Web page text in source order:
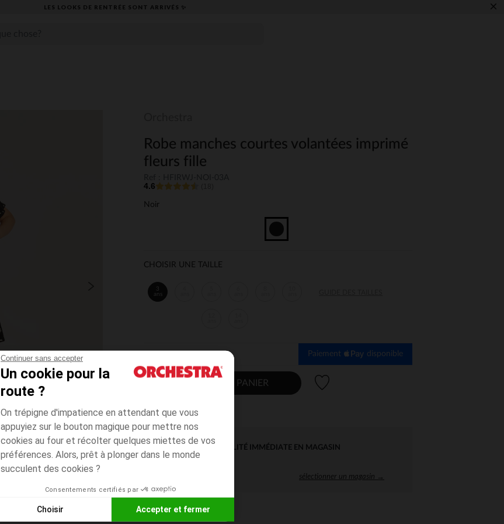
Continuer sans accepter
Un cookie pour la
route ?
On trépigne d'impatience en attendant que vous
appuyiez sur le bouton magique pour mettre nos
cookies au four et récolter quelques miettes de vos
préférences. Alors, prêt à plonger dans le monde
succulent des cookies ?
Consentements certifiés par
Choisir Accepter et fermer
LES LOOKS DE RENTRÉE SONT ARRIVÉS ✨ ×
Robe manches courtes volantées imprimé
fleurs fille
4.6
Noir
CHOISIR UNE TAILLE
3
ans
Paiement disponible
AJOUTER AU PANIER
DISPONIBILITÉ IMMÉDIATE EN MAGASIN
sélectionner un magasin →